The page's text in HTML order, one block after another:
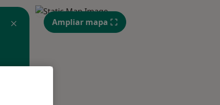
Ampliar mapa